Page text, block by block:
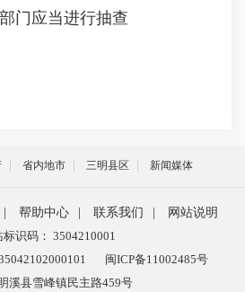
门应当进行抽查
省内地市 三明县区 新闻媒体
帮助中心 联系我们
网站说明
标识码： 3504210001
闽ICP备11002485号
溪县雪峰镇民主路459号